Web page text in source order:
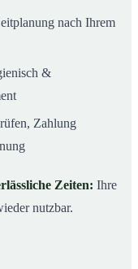
nach Ihrem
&
Zahlung
Zeiten: Ihre
nutzbar.